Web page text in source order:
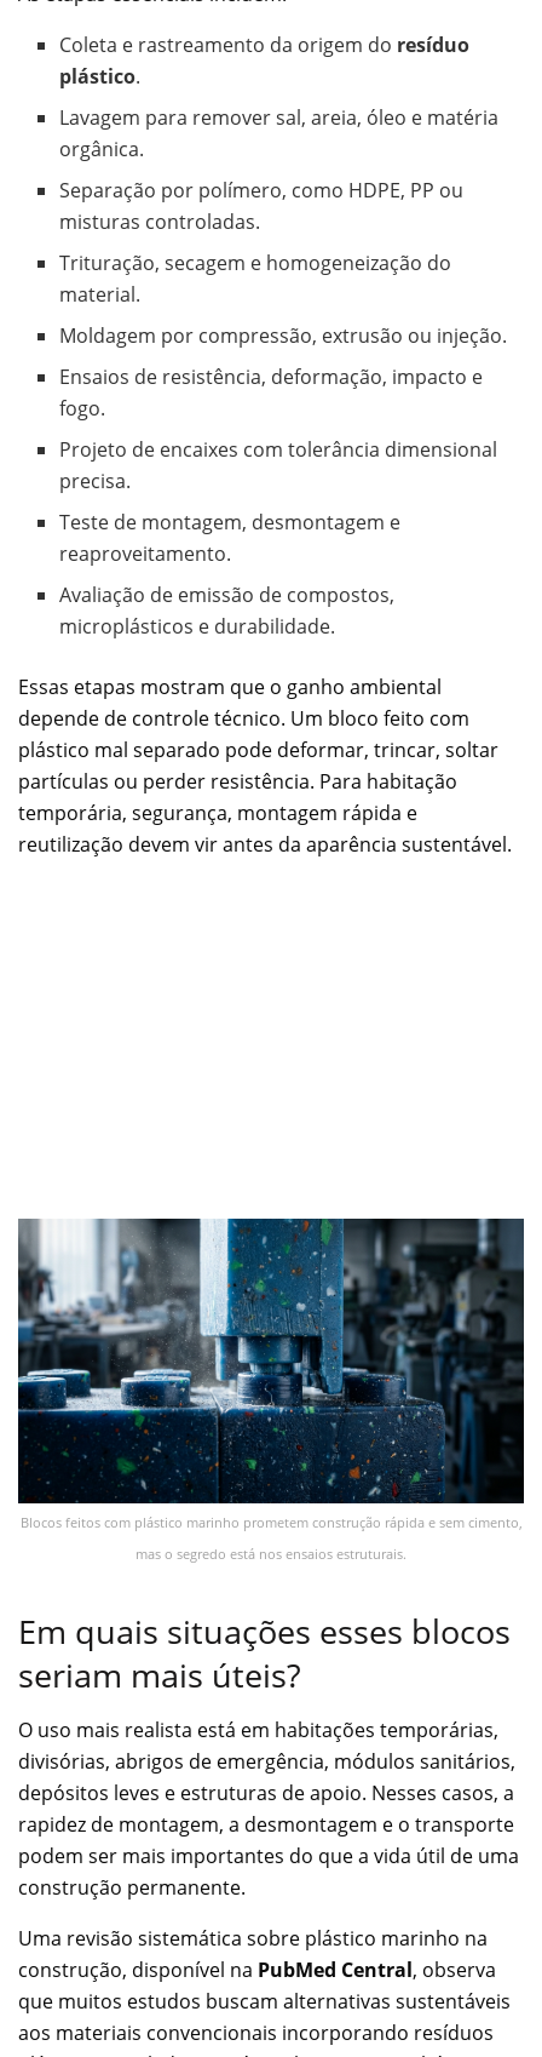
Coleta e rastreamento da origem do resíduo
plástico.
Lavagem para remover sal, areia, óleo e matéria
orgânica.
Separação por polímero, como HDPE, PP ou
misturas controladas.
Trituração, secagem e homogeneização do
material.
Moldagem por compressão, extrusão ou injeção.
Ensaios de resistência, deformação, impacto e
fogo.
Projeto de encaixes com tolerância dimensional
precisa.
Teste de montagem, desmontagem e
reaproveitamento.
Avaliação de emissão de compostos,
microplásticos e durabilidade.
Essas etapas mostram que o ganho ambiental
depende de controle técnico. Um bloco feito com
plástico mal separado pode deformar, trincar, soltar
partículas ou perder resistência. Para habitação
temporária, segurança, montagem rápida e
reutilização devem vir antes da aparência sustentável.
Blocos feitos com plástico marinho prometem construção rápida e sem cimento,
mas o segredo está nos ensaios estruturais.
Em quais situações esses blocos
seriam mais úteis?
O uso mais realista está em habitações temporárias,
divisórias, abrigos de emergência, módulos sanitários,
depósitos leves e estruturas de apoio. Nesses casos, a
rapidez de montagem, a desmontagem e o transporte
podem ser mais importantes do que a vida útil de uma
construção permanente.
Uma revisão sistemática sobre plástico marinho na
construção, disponível na PubMed Central, observa
que muitos estudos buscam alternativas sustentáveis
aos materiais convencionais incorporando resíduos